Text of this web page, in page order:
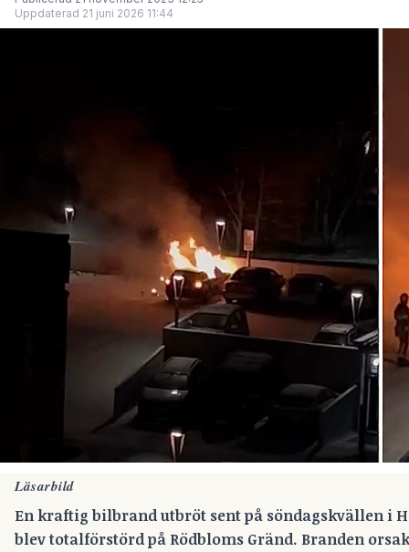
Uppdaterad 21 juni 2026 11:44
Läsarbild
En kraftig bilbrand utbröt sent på söndagskvällen i
blev totalförstörd på Rödbloms Gränd. Branden